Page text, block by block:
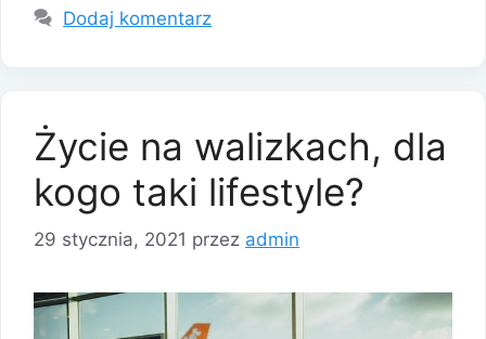
Dodaj komentarz
Życie na walizkach, dla
kogo taki lifestyle?
29 stycznia, 2021 przez admin